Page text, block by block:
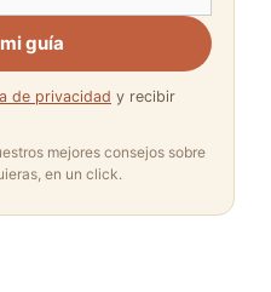
guía
de privacidad y recibir
mejores consejos sobre
en un click.